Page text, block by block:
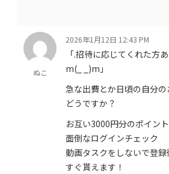
ぬこ
2026年1月12日 12:43 PM
「.招待に応じてくれた方
m(_ _)m」
急な出費とか日頃の自分
どうですか？
お互い3000円分のポイン
面倒なログインチェック
動画タスクをしないで登録
すぐ貰えます！